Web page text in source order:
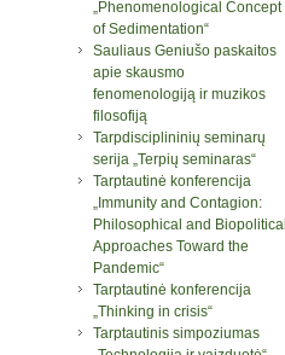
„Phenomenological Concept
of Sedimentation“
Sauliaus Geniušo paskaitos
apie skausmo
fenomenologiją ir muzikos
filosofiją
Tarpdisciplininių seminarų
serija „Terpių seminaras“
Tarptautinė konferencija
„Immunity and Contagion:
Philosophical and Biopolitical
Approaches Toward the
Pandemic“
Tarptautinė konferencija
„Thinking in crisis“
Tarptautinis simpoziumas